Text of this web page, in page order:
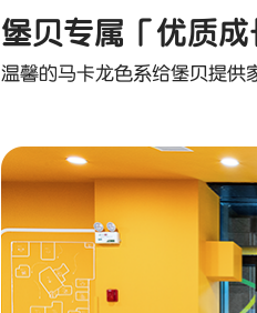
堡贝专属「优质成
温馨的马卡龙色系给堡贝提供